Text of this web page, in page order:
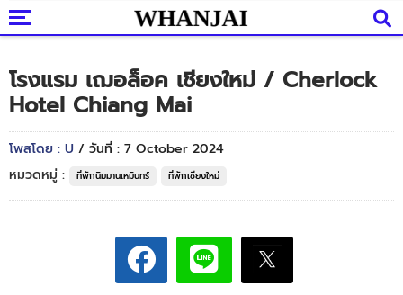
โรงแรม เฌอล็อค เชียงใหม่ / Cherlock
Hotel Chiang Mai
โพสโดย : U / วันที่ : 7 October 2024
หมวดหมู่ :
ที่พักนิมมานเหมินทร์ ที่พักเชียงใหม่